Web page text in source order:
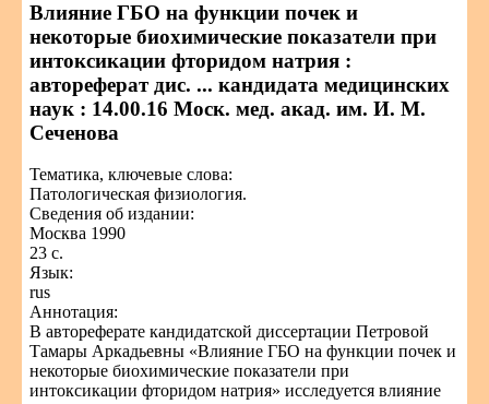
Влияние ГБО на функции почек и
некоторые биохимические показатели при
интоксикации фторидом натрия :
автореферат дис. ... кандидата медицинских
наук : 14.00.16 Моск. мед. акад. им. И. М.
Сеченова
Тематика, ключевые слова:
Патологическая физиология.
Сведения об издании:
Москва 1990
23 с.
Язык:
rus
Аннотация:
В автореферате кандидатской диссертации Петровой
Тамары Аркадьевны «Влияние ГБО на функции почек и
некоторые биохимические показатели при
интоксикации фторидом натрия» исследуется влияние